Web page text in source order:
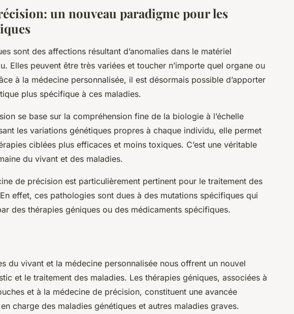
un nouveau paradigme pour les
sont des affections résultant d’anomalies dans le matériel
Elles peuvent être très variées et toucher n’importe quel organe ou
à la médecine personnalisée, il est désormais possible d’apporter
plus spécifique à ces maladies.
se base sur la compréhension fine de la biologie à l’échelle
les variations génétiques propres à chaque individu, elle permet
ciblées plus efficaces et moins toxiques. C’est une véritable
du vivant et des maladies.
de précision est particulièrement pertinent pour le traitement des
effet, ces pathologies sont dues à des mutations spécifiques qui
des thérapies géniques ou des médicaments spécifiques.
du vivant et la médecine personnalisée nous offrent un nouvel
et le traitement des maladies. Les thérapies géniques, associées à
et à la médecine de précision, constituent une avancée
charge des maladies génétiques et autres maladies graves.